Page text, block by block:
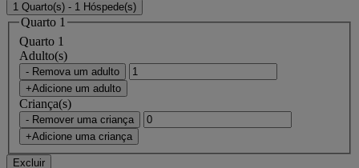
1 Quarto(s) - 1 Hóspede(s)
Quarto 1
Quarto 1
Adulto(s)
- Remova um adulto
+Adicione um adulto
Criança(s)
- Remover uma criança
+Adicione uma criança
Excluir